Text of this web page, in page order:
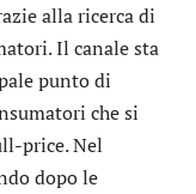
alla ricerca di
Il canale sta
punto di
che si
price. Nel
dopo le